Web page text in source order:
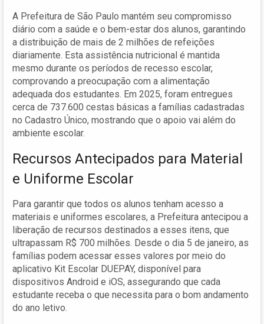
A Prefeitura de São Paulo mantém seu compromisso
diário com a saúde e o bem-estar dos alunos, garantindo
a distribuição de mais de 2 milhões de refeições
diariamente. Esta assistência nutricional é mantida
mesmo durante os períodos de recesso escolar,
comprovando a preocupação com a alimentação
adequada dos estudantes. Em 2025, foram entregues
cerca de 737.600 cestas básicas a famílias cadastradas
no Cadastro Único, mostrando que o apoio vai além do
ambiente escolar.
Recursos Antecipados para Material
e Uniforme Escolar
Para garantir que todos os alunos tenham acesso a
materiais e uniformes escolares, a Prefeitura antecipou a
liberação de recursos destinados a esses itens, que
ultrapassam R$ 700 milhões. Desde o dia 5 de janeiro, as
famílias podem acessar esses valores por meio do
aplicativo Kit Escolar DUEPAY, disponível para
dispositivos Android e iOS, assegurando que cada
estudante receba o que necessita para o bom andamento
do ano letivo.